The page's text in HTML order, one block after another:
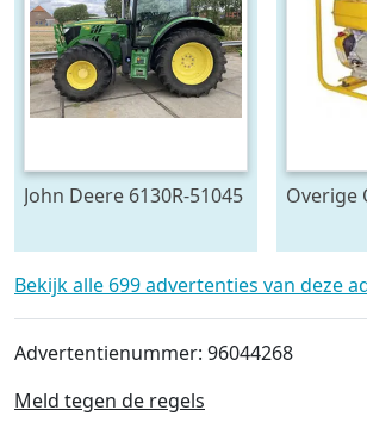
John Deere 6130R-51045
Overige
Bekijk alle 699 advertenties van deze
Advertentienummer: 96044268
Meld tegen de regels